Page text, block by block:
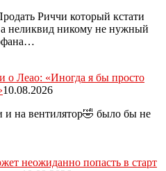
Риччи который кстати
неликвид никому не нужный
о Леао: «Иногда я бы просто
10.08.2026
и на вентилятор🤣 было бы не
неожиданно попасть в старт